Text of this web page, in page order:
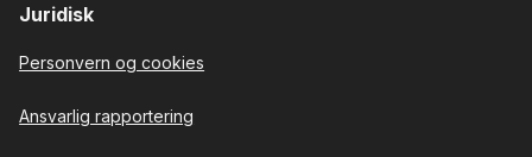
Juridisk
Personvern og cookies
Ansvarlig rapportering